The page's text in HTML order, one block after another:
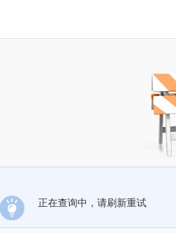
正在查询中，请刷新重试